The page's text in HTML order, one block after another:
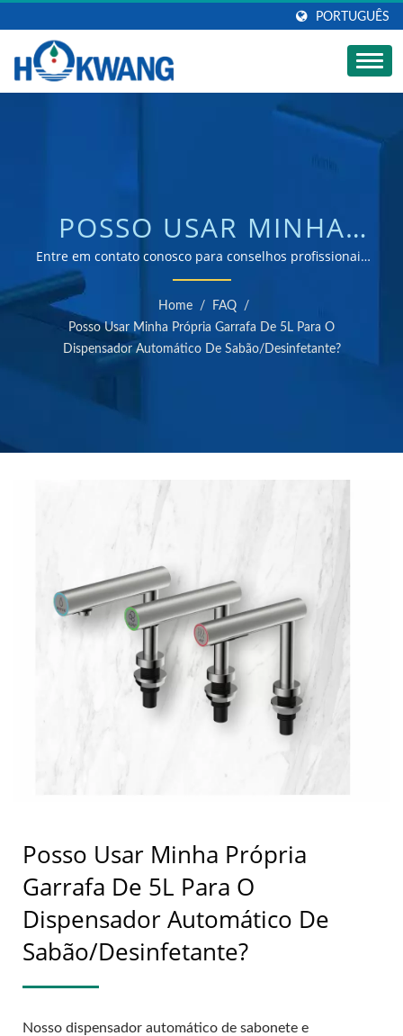
PORTUGUÊS
POSSO USAR MINHA
PRÓPRIA GARRAFA DE
5L PARA O
DISPENSADOR
AUTOMÁTICO DE
SABÃO/DESINFETANTE?
| FABRICANTE DE
SECADORES DE MÃOS
PARA BANHEIROS
COMERCIAIS |
HOKWANG
Entre em contato conosco para conselhos profissionais
sobre dispensadores de sabão. | fabricante de
secadores de mãos e dispensadores de sabonete
certificado ISO 9001 e 14001
Home / FAQ
/
Posso Usar Minha Própria Garrafa De 5L Para O
Dispensador Automático De Sabão/desinfetante?
Posso Usar Minha Própria
Garrafa De 5L Para O
Dispensador Automático De
Sabão/desinfetante?
Nosso dispensador automático de sabonete e